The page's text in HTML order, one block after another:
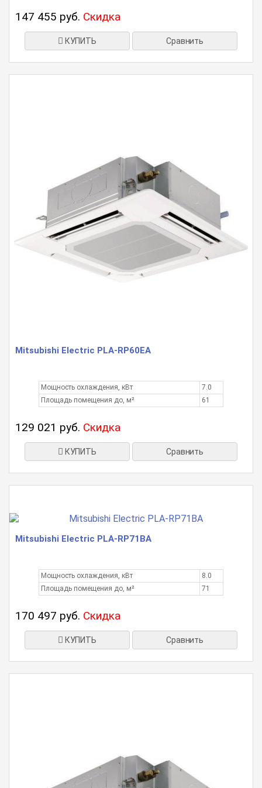
147 455 руб. Скидка
КУПИТЬ Сравнить
Mitsubishi Electric PLA-RP60EA
Мощность охлаждения, кВт
7.0
Площадь помещения до, м²
61
129 021 руб. Скидка
КУПИТЬ Сравнить
Mitsubishi Electric PLA-RP71BA
Мощность охлаждения, кВт
8.0
Площадь помещения до, м²
71
170 497 руб. Скидка
КУПИТЬ Сравнить